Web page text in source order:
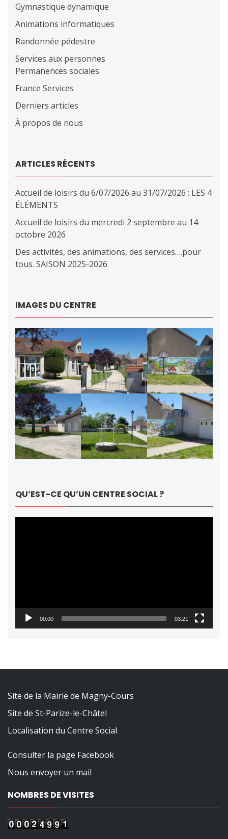
Gymnastique dynamique
Animations informatiques
Randonnée pédestre
Services aux personnes
Permanences sociales
France Services
Derniers articles
À propos de nous
ARTICLES RÉCENTS
Accueil de loisirs du 6/07/2026 au 31/07/2026 : LES 4
ÉLÉMENTS
Accueil de loisirs du mercredi 2 septembre au 14
octobre 2026
Des activités, des animations, des services….pour
tous. SAISON 2025-2026
IMAGES DU CENTRE
QU’EST-CE QU’UN CENTRE SOCIAL ?
00:00 03:21
Site de la Mairie de Magny-Cours
Site de St-Parize-le-Châtel
Localisation du Centre Social
Consulter la page Facebook
Nous envoyer un mail
NOMBRES DE VISITES